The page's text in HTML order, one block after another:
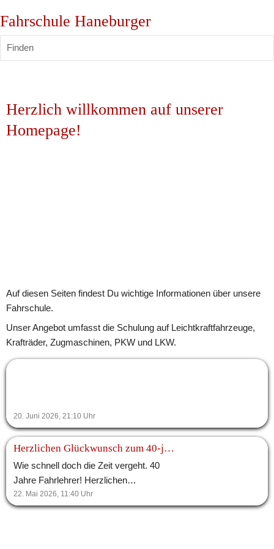
Fahrschule Haneburger
Finden
Herzlich willkommen auf unserer
Homepage!
Auf diesen Seiten findest Du wichtige Informationen über unsere
Fahrschule.
Unser Angebot umfasst die Schulung auf Leichtkraftfahrzeuge,
Krafträder, Zugmaschinen, PKW und LKW.
20. Juni 2026, 21:10 Uhr
Herzlichen Glückwunsch zum 40-jährigen Jubiläum als Fahrlehrer!
Wie schnell doch die Zeit vergeht. 40
Jahre Fahrlehrer! Herzlichen
Glückwunsch Frank.
22. Mai 2026, 11:40 Uhr